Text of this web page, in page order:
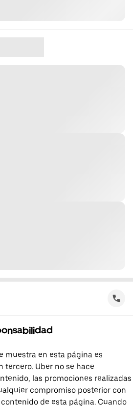
muestra en esta página es
tercero. Uber no se hace
las promociones realizadas
compromiso posterior con
de esta página. Cuando